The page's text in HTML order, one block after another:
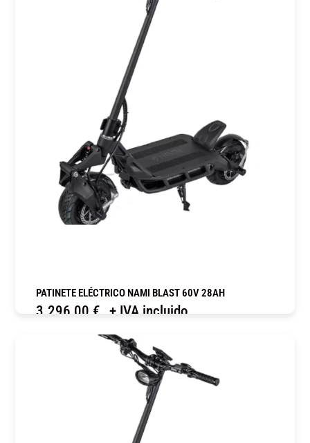
PATINETE ELÉCTRICO NAMI BLAST 60V 28AH
3.296,00 € + IVA incluido